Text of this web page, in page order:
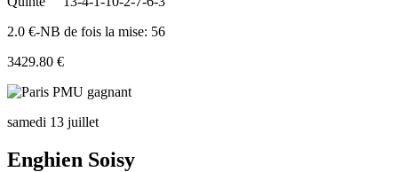
2.0 €-NB de fois la mise: 56
3429.80 €
samedi 13 juillet
Enghien Soisy